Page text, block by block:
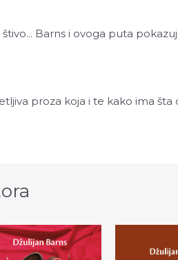
Barns i ovoga puta
proza koja i te kako ima